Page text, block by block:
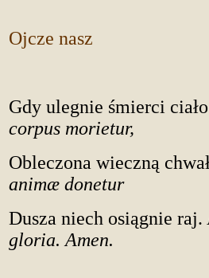
Ojcze nasz
Gdy ulegnie
corpus morietur,
Obleczona
animæ donetur
Dusza niech
gloria. Amen.